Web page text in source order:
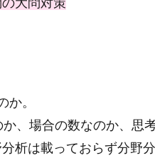
。
、場合の数なのか、思
析は載っておらず分野分